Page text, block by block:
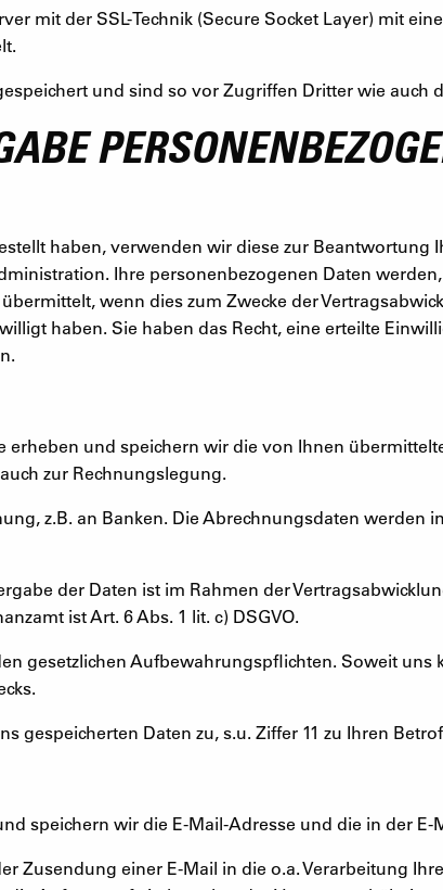
mit der SSL-Technik (Secure Socket Layer) mit
und sind so vor Zugriffen Dritter wie auch
haben, verwenden wir diese zur Beantwortung
Ihre personenbezogenen Daten
wenn dies zum Zwecke der
haben. Sie haben das Recht, eine erteilte
und speichern wir die von Ihnen
zur Rechnungslegung.
z.B. an Banken. Die Abrechnungsdaten werden
der Daten ist im Rahmen der
ist Art. 6 Abs. 1 lit. c) DSGVO.
gesetzlichen Aufbewahrungspflichten. Soweit
gespeicherten Daten zu, s.u. Ziffer 11 zu Ihren
speichern wir die E-Mail-Adresse und die in der E-
Zusendung einer E-Mail in die o.a. Verarbeitung